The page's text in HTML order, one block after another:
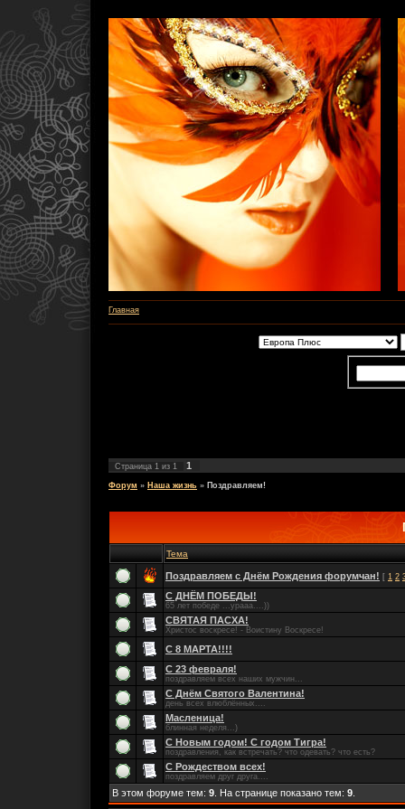
Главная
Страница 1 из 1 1
Форум » Наша жизнь » Поздравляем!
Тема
Поздравляем с Днём Рождения форумчан! [ 1 2
С ДНЁМ ПОБЕДЫ!
65 лет победе ...урааа....))
СВЯТАЯ ПАСХА!
Христос воскресе! - Воистину Воскресе!
С 8 МАРТА!!!!
С 23 февраля!
поздравляем всех наших мужчин...
С Днём Святого Валентина!
день всех влюблённых....
Масленица!
блинная неделя...)
С Новым годом! С годом Тигра!
поздравления, как встречать? что одевать? что есть?
С Рождеством всех!
поздравляем друг друга....
В этом форуме тем: 9 . На странице показано тем: 9